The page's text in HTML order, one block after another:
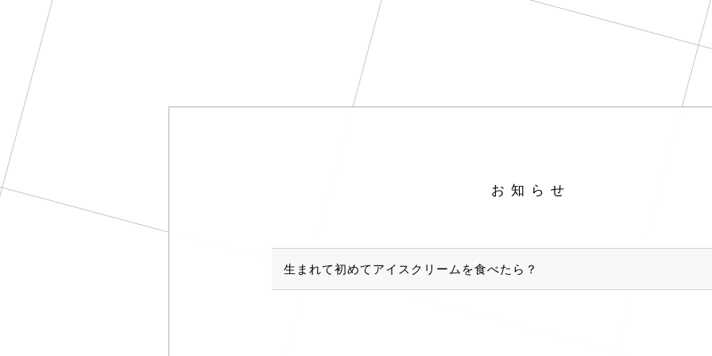
お知らせ
生まれて初めてアイスクリームを食べたら？